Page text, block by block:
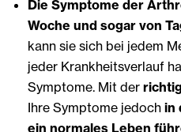
Die Symptome der
Woche und sogar von
kann sie sich bei jedem
jeder Krankheitsverlauf
Symptome. Mit der
Ihre Symptome jedoch in
ein normales Leben